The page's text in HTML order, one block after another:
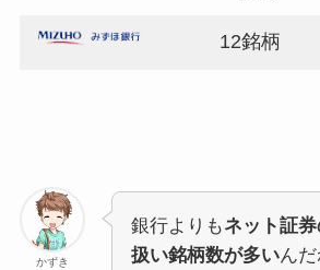
12銘柄
かずき
銀行よりもネット証
扱い銘柄数が多いんだ